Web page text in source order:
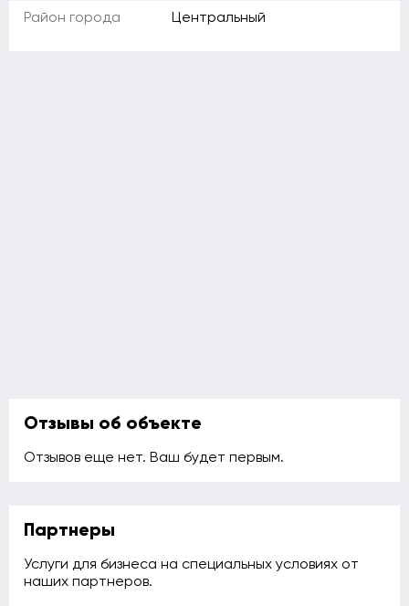
Район города Центральный
Отзывы об объекте
Отзывов еще нет. Ваш будет первым.
Партнеры
Услуги для бизнеса на специальных условиях от
наших партнеров.